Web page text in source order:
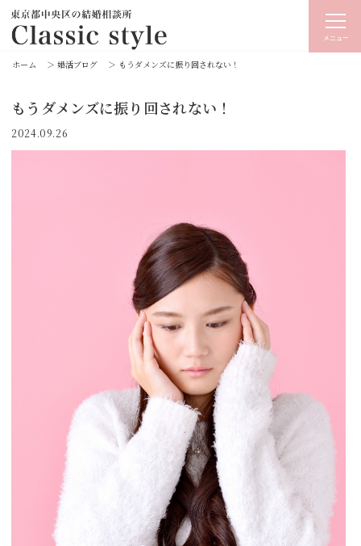
メニュー
ホーム ＞ 婚活ブログ ＞ もうダメンズに振り回されない！
もうダメンズに振り回されない！
2024.09.26